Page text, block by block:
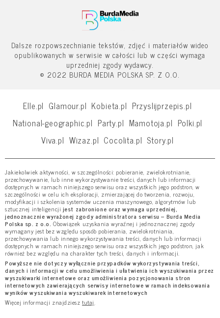
Dalsze rozpowszechnianie tekstów, zdjęć i materiałów wideo
opublikowanych w serwisie w całości lub w części wymaga
uprzedniej zgody wydawcy.
© 2022 BURDA MEDIA POLSKA SP. Z O.O.
Elle.pl Glamour.pl Kobieta.pl Przyslijprzepis.pl
National-geographic.pl Party.pl Mamotoja.pl Polki.pl
Viva.pl Wizaz.pl Cocolita.pl Story.pl
Jakiekolwiek aktywności, w szczególności: pobieranie, zwielokrotnianie,
przechowywanie, lub inne wykorzystywanie treści, danych lub informacji
dostępnych w ramach niniejszego serwisu oraz wszystkich jego podstron, w
szczególności w celu ich eksploracji, zmierzającej do tworzenia, rozwoju,
modyfikacji i szkolenia systemów uczenia maszynowego, algorytmów lub
sztucznej inteligencji jest zabronione oraz wymaga uprzedniej,
jednoznacznie wyrażonej zgody administratora serwisu – Burda Media
Polska sp. z o.o. Obowiązek uzyskania wyraźnej i jednoznacznej zgody
wymagany jest bez względu sposób pobierania, zwielokrotniania,
przechowywania lub innego wykorzystywania treści, danych lub informacji
dostępnych w ramach niniejszego serwisu oraz wszystkich jego podstron, jak
również bez względu na charakter tych treści, danych i informacji.
Powyższe nie dotyczy wyłącznie przypadków wykorzystywania treści,
danych i informacji w celu umożliwienia i ułatwienia ich wyszukiwania przez
wyszukiwarki internetowe oraz umożliwienia pozycjonowania stron
internetowych zawierających serwisy internetowe w ramach indeksowania
wyników wyszukiwania wyszukiwarek internetowych
Więcej informacji znajdziesztutaj.